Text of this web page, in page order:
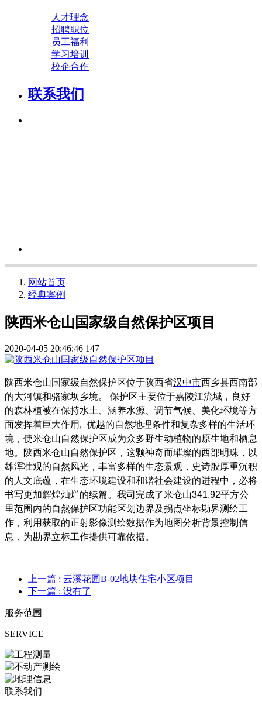
人才理念
招聘职位
员工福利
学习培训
校企合作
联系我们
网站首页
经典案例
陕西米仓山国家级自然保护区项目
2020-04-05 20:46:46 147
陕西米仓山国家级自然保护区位于陕西省汉中市西乡县西南部
的大河镇和骆家坝乡境。
保护区主要位于嘉陵江流域，良好
的森林植被在保持水土、涵养水源、调节气候、美化环境等方
面发挥着巨大作用 , 优越的自然地理条件和复杂多样的生活环
境，使米仓山自然保护区成为众多野生动植物的原生地和栖息
地。陕西米仓山自然保护区，这颗神奇而璀璨的西部明珠，以
雄浑壮观的自然风光，丰富多样的生态景观，史诗般厚重沉积
的人文底蕴，在生态环境建设和和谐社会建设的进程中，必将
书写更加辉煌灿烂的续篇。我司完成了米仓山341.92平方公
里范围内的自然保护区功能区划边界及拐点坐标勘界测绘工
作，利用获取的正射影像测绘数据作为地图分析背景控制信
息，为勘界立标工作提供可靠依据。
上一篇 : 云溪花园B-02地块住宅小区项目
下一篇 : 没有了
服务范围
SERVICE
联系我们